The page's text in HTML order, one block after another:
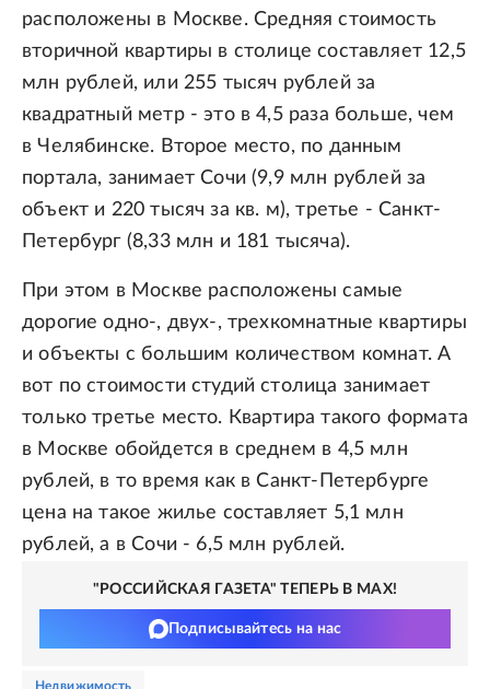
расположены в Москве. Средняя стоимость
вторичной квартиры в столице составляет 12,5
млн рублей, или 255 тысяч рублей за
квадратный метр - это в 4,5 раза больше, чем
в Челябинске. Второе место, по данным
портала, занимает Сочи (9,9 млн рублей за
объект и 220 тысяч за кв. м), третье - Санкт-
Петербург (8,33 млн и 181 тысяча).
При этом в Москве расположены самые
дорогие одно-, двух-, трехкомнатные квартиры
и объекты с большим количеством комнат. А
вот по стоимости студий столица занимает
только третье место. Квартира такого формата
в Москве обойдется в среднем в 4,5 млн
рублей, в то время как в Санкт-Петербурге
цена на такое жилье составляет 5,1 млн
рублей, а в Сочи - 6,5 млн рублей.
"РОССИЙСКАЯ ГАЗЕТА" ТЕПЕРЬ В MAX!
Подписывайтесь на нас
недвижимость